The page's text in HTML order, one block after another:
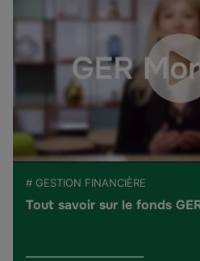
# GESTION FINANCIÈRE
Tout savoir sur le fonds